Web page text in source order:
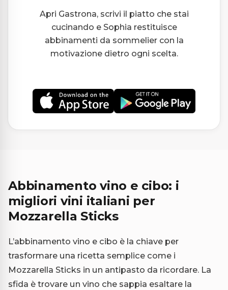
Apri Gastrona, scrivi il piatto che stai
cucinando e Sophia restituisce
abbinamenti da sommelier con la
motivazione dietro ogni scelta.
Abbinamento vino e cibo: i
migliori vini italiani per
Mozzarella Sticks
L’abbinamento vino e cibo è la chiave per
trasformare una ricetta semplice come i
Mozzarella Sticks in un antipasto da ricordare. La
sfida è trovare un vino che sappia esaltare la